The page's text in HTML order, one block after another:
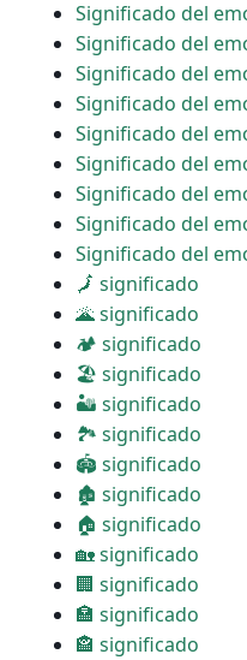
Significado del
Significado del
Significado del
Significado del
Significado del
Significado del
Significado del
Significado del
Significado del
🗾 significado
🌋 significado
🏕 significado
🏖 significado
🏜 significado
🏞 significado
🏟 significado
🏚 significado
🏠 significado
🏡 significado
🏢 significado
🏣 significado
🏤 significado